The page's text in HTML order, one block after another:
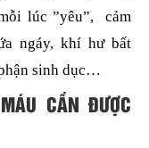
lúc ”yêu”, cảm
ngáy, khí hư bất
sinh dục…
CẦN ĐƯỢC